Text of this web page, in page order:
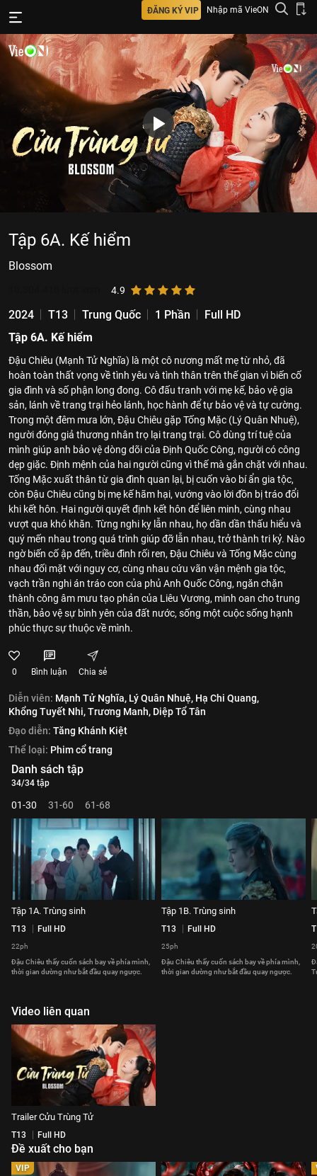
ĐĂNG KÝ VIP Nhập mã VieON
Tập 6A. Kế hiểm
Blossom
4.9
2024 T13 Trung Quốc 1 Phần
Full HD
Tập 6A. Kế hiểm
Đậu Chiêu (Mạnh Tử Nghĩa) là một cô nương mất mẹ từ nhỏ, đã
hoàn toàn thất vọng về tình yêu và tình thân trên thế gian vì biến cố
gia đình và số phận long đong. Cô đấu tranh với mẹ kế, bảo vệ gia
sản, lánh về trang trại hẻo lánh, học hành để tự bảo vệ và tự cường.
Trong một đêm mưa lớn, Đậu Chiêu gặp Tống Mặc (Lý Quân Nhuệ),
người đóng giả thương nhân trọ lại trang trại. Cô dùng trí tuệ của
mình giúp anh bảo vệ dòng dõi của Định Quốc Công, người có công
dẹp giặc. Định mệnh của hai người cũng vì thế mà gắn chặt với nhau.
Tống Mặc xuất thân từ gia đình quan lại, bị cuốn vào bí ẩn gia tộc,
còn Đậu Chiêu cũng bị mẹ kế hãm hại, vướng vào lời đồn bị tráo đổi
khi kết hôn. Hai người quyết định kết hôn để liên minh, cùng nhau
vượt qua khó khăn. Từng nghi kỵ lẫn nhau, họ dần dần thấu hiểu và
quý mến nhau trong quá trình giúp đỡ lẫn nhau, trở thành tri kỷ. Nào
ngờ biến cố ập đến, triều đình rối ren, Đậu Chiêu và Tống Mặc cùng
nhau đối mặt với nguy cơ, cùng nhau cứu vãn vận mệnh gia tộc,
vạch trần nghi án tráo con của phủ Anh Quốc Công, ngăn chặn
thành công âm mưu tạo phản của Liêu Vương, minh oan cho trung
thần, bảo vệ sự bình yên của đất nước, sống một cuộc sống hạnh
phúc thực sự thuộc về mình.
0 Bình luận Chia sẻ
Diễn viên: Mạnh Tử Nghĩa, Lý Quân Nhuệ, Hạ Chi Quang,
Khổng Tuyết Nhi,Trương Manh, Diệp Tổ Tân
Đạo diễn: Tăng Khánh Kiệt
Thể loại: Phim cổ trang
Danh sách tập
34/34 tập
01-30 31-60 61-68
Tập 1A. Trùng sinh
T13 Full HD
22ph
Đậu Chiêu thấy cuốn sách bay về phía mình,
thời gian dường như bắt đầu quay ngược.
Tập 1B. Trùng sinh
T13 Full HD
25ph
Đậu Chiêu thấy cuốn sách bay về phía mình,
thời gian dường như bắt đầu quay ngược.
Video liên quan
Trailer Cửu Trùng Tử
T13 Full HD
Đề xuất cho bạn
VIP